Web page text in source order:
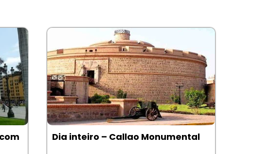
Dia inteiro – Callao Monumental